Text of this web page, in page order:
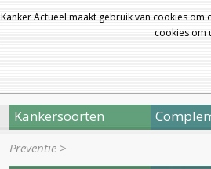
Kanker Actueel maakt gebruik van cookies
cookies om
Kankersoorten
Preventie >